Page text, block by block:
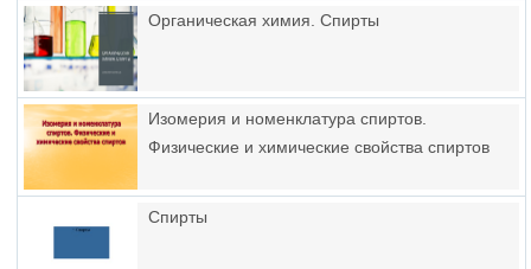
Органическая химия. Спирты
Изомерия и номенклатура спиртов.
Физические и химические свойства спиртов
Спирты